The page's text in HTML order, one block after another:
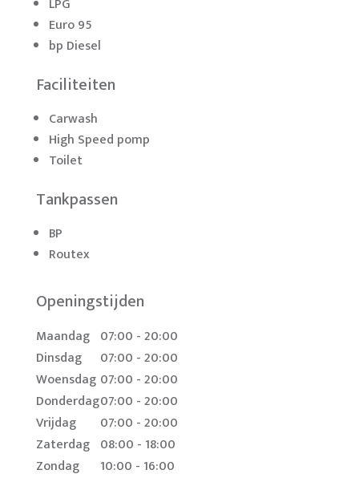
LPG
Euro 95
bp Diesel
Faciliteiten
Carwash
High Speed pomp
Toilet
Tankpassen
BP
Routex
Openingstijden
Maandag 07:00 - 20:00
Dinsdag
07:00 - 20:00
Woensdag 07:00 - 20:00
Donderdag07:00 - 20:00
Vrijdag
07:00 - 20:00
Zaterdag 08:00 - 18:00
Zondag
10:00 - 16:00